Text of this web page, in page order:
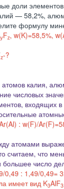
доли
— 58,2%,
формулу
уFz, w(K)=58,5%,
z-?
калия,
числовых
входящих в
: w(F)/
атомами
считаем, что
число
0,49 : 1,49/0,49=
имеет вид K3AlF3